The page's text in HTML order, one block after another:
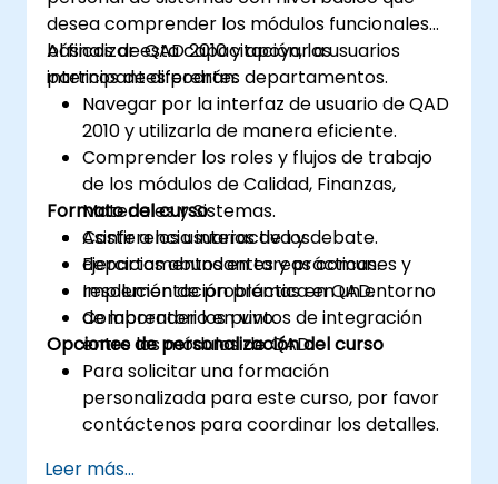
desea comprender los módulos funcionales
básicos de QAD 2010 y apoyar a usuarios
internos de diferentes departamentos.
Al finalizar esta capacitación, los
participantes podrán:
Navegar por la interfaz de usuario de QAD
2010 y utilizarla de manera eficiente.
Comprender los roles y flujos de trabajo
de los módulos de Calidad, Finanzas,
Materiales y Sistemas.
Asistir a los usuarios de los
departamentos en tareas comunes y
resolución de problemas en QAD.
Comprender los puntos de integración
entre los módulos de QAD.
Formato del curso
Conferencia interactiva y debate.
Ejercicios abundantes y prácticas.
Implementación práctica en un entorno
de laboratorio en vivo.
Opciones de personalización del curso
Para solicitar una formación
personalizada para este curso, por favor
contáctenos para coordinar los detalles.
Leer más...